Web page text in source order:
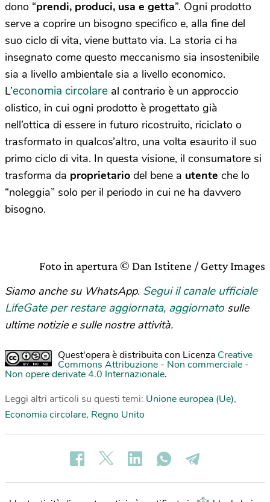
dono “prendi, produci, usa e getta”. Ogni prodotto
serve a coprire un bisogno specifico e, alla fine del
suo ciclo di vita, viene buttato via. La storia ci ha
insegnato come questo meccanismo sia insostenibile
sia a livello ambientale sia a livello economico.
L’economia circolare al contrario è un approccio
olistico, in cui ogni prodotto è progettato già
nell’ottica di essere in futuro ricostruito, riciclato o
trasformato in qualcos’altro, una volta esaurito il suo
primo ciclo di vita. In questa visione, il consumatore si
trasforma da proprietario del bene a utente che lo
“noleggia” solo per il periodo in cui ne ha davvero
bisogno.
Foto in apertura © Dan Istitene / Getty Images
Siamo anche su WhatsApp. Segui il canale ufficiale
LifeGate per restare aggiornata, aggiornato sulle
ultime notizie e sulle nostre attività.
Quest'opera è distribuita con Licenza Creative
Commons Attribuzione - Non commerciale -
Non opere derivate 4.0 Internazionale.
Leggi altri articoli su questi temi: Unione europea (Ue),
Economia circolare, Regno Unito